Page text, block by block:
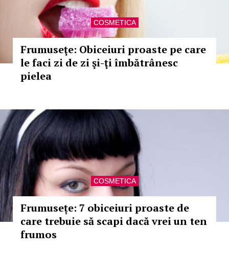
COSMETICA
Frumuseţe: Obiceiuri proaste pe care
le faci zi de zi şi-ţi îmbătrânesc
pielea
COSMETICA
Frumusețe: 7 obiceiuri proaste de
care trebuie să scapi dacă vrei un ten
frumos